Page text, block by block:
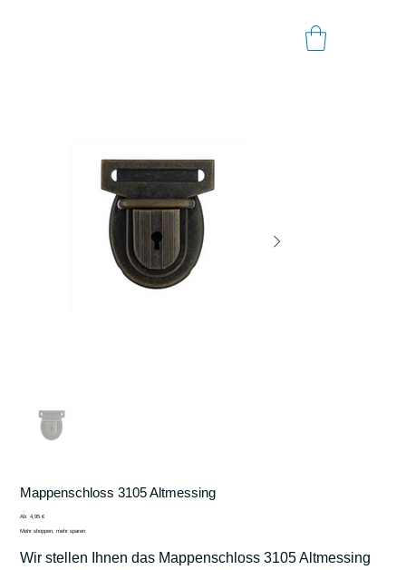
Mappenschloss 3105 Altmessing
Ab Preis
4,95 €
Mehr shoppen, mehr sparen
Wir stellen Ihnen das Mappenschloss 3105 Altmessing